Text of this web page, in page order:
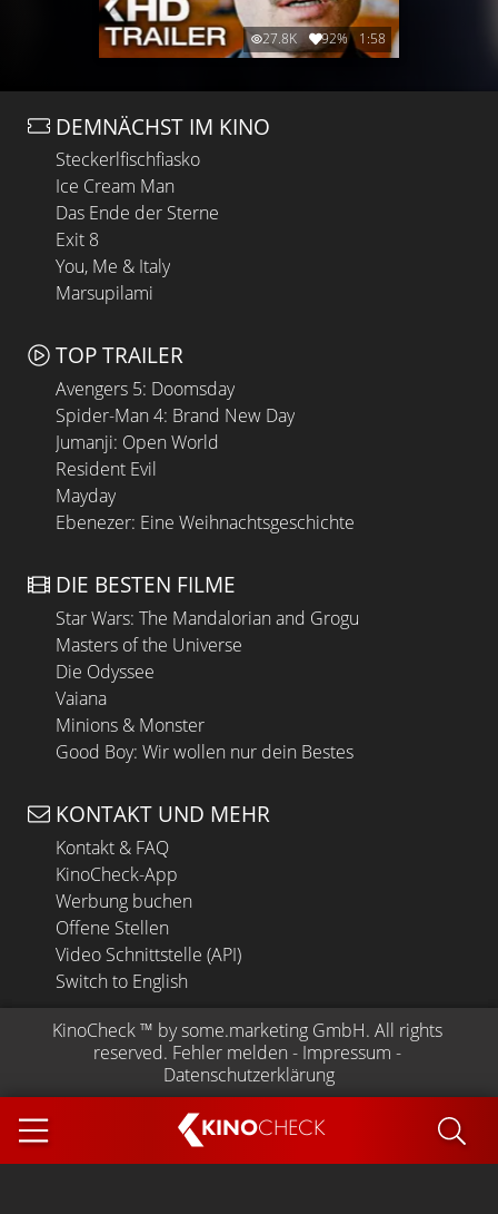
KINOCHECK
27.8K 92% 1:58
DEMNÄCHST IM KINO
Steckerlfischfiasko
Ice Cream Man
Das Ende der Sterne
Exit 8
You, Me & Italy
Marsupilami
TOP TRAILER
Avengers 5: Doomsday
Spider-Man 4: Brand New Day
Jumanji: Open World
Resident Evil
Mayday
Ebenezer: Eine Weihnachtsgeschichte
DIE BESTEN FILME
Star Wars: The Mandalorian and Grogu
Masters of the Universe
Die Odyssee
Vaiana
Minions & Monster
Good Boy: Wir wollen nur dein Bestes
KONTAKT UND MEHR
Kontakt & FAQ
KinoCheck-App
Werbung buchen
Offene Stellen
Video Schnittstelle (API)
Switch to English
KinoCheck ™ by some.marketing GmbH. All rights
reserved. Fehler melden - Impressum -
Datenschutzerklärung